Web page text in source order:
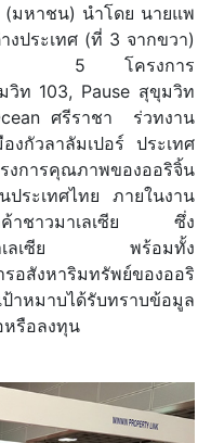
(มหาชน) นำโดย นายแพ
งประเทศ (ที่ 3 จากขวา)
อมอยู่ 5 โครงการ
วิท 103, Pause สุขุมวิท
ศรีราชา ร่วทงาน
กัวลาลัมเปอร์ ประเทศ
การคุณภาพของออริจิ้น
ประเทศไทย ภายในงาน
กค้าชาวมาเลเซีย ซึ่ง
ศมาเลเซีย พร้อมทั้ง
สังหาริมทรัพย์ของออริ
าหมาบได้รับทราบข้อมูล
หรือลงทุน